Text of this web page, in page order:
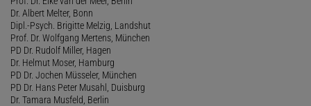
Dr. Albert Melter, Bonn
Dipl.-Psych. Brigitte Melzig, Landshut
Prof. Dr. Wolfgang Mertens, München
PD Dr. Rudolf Miller, Hagen
Dr. Helmut Moser, Hamburg
PD Dr. Jochen Müsseler, München
PD Dr. Hans Peter Musahl, Duisburg
Dr. Tamara Musfeld, Berlin